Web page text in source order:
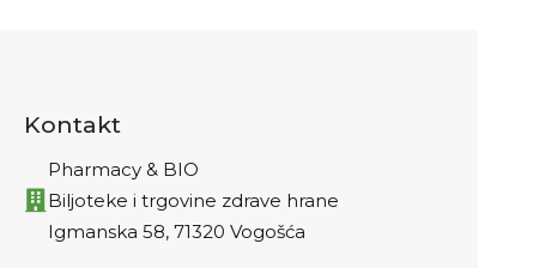
Kontakt
Pharmacy & BIO
Biljoteke i trgovine zdrave hrane
Igmanska 58, 71320 Vogošća